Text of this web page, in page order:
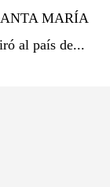
MARÍA
al país de...